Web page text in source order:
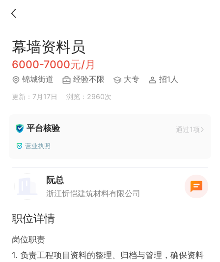
幕墙资料员
6000-7000元/月
锦城街道 经验不限 大专 招1人
更新：7月17日 浏览：2960次
平台核验 通过1项
营业执照
阮总
浙江忻恺建筑材料有限公司
职位详情
岗位职责
1. 负责工程项目资料的整理、归档与管理，确保资料